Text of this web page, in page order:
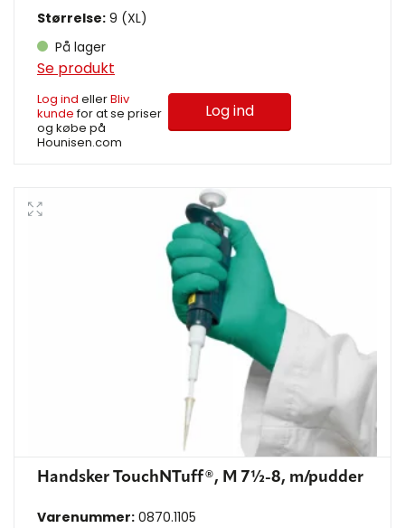
Størrelse: 9 (XL)
På lager
Se produkt
Log ind ellerBliv
kundefor at se priser
og købe på
Hounisen.com
Log ind
Handsker TouchNTuff®, M 7½-8, m/pudder
Varenummer: 0870.1105